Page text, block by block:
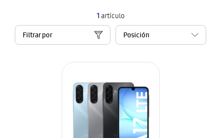
1artículo
Filtrar por